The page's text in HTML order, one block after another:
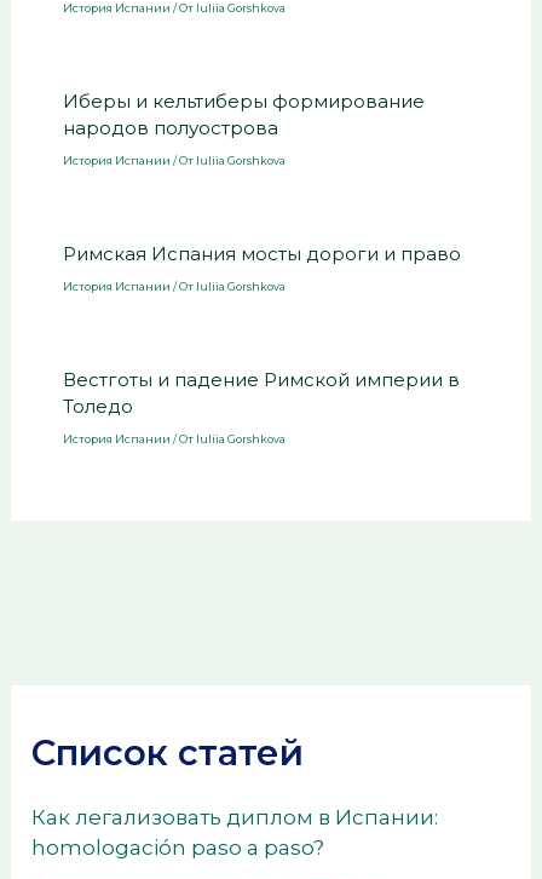
История Испании / От Iuliia Gorshkova
Иберы и кельтиберы формирование
народов полуострова
История Испании / От Iuliia Gorshkova
Римская Испания мосты дороги и право
История Испании / От Iuliia Gorshkova
Вестготы и падение Римской империи в
Толедо
История Испании / От Iuliia Gorshkova
Список статей
Как легализовать диплом в Испании:
homologación paso a paso?